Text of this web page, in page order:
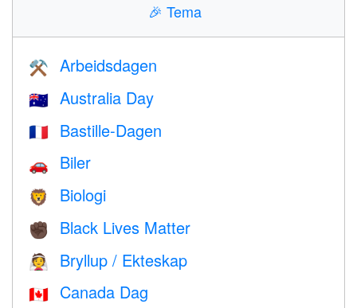
🎉 Tema
⚒️ Arbeidsdagen
🇦🇺 Australia Day
🇫🇷 Bastille-Dagen
🚗 Biler
🦁 Biologi
✊🏿 Black Lives Matter
👰 Bryllup / Ekteskap
🇨🇦 Canada Dag